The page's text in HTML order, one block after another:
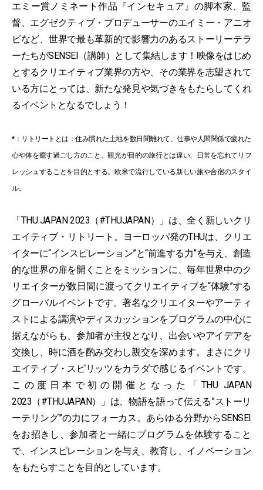
エミー賞ノミネート作品『インセキュア』の脚本家、監
督、エグゼクティブ・プロデューサーのエイミー・アニオ
ビなど、世界で最も⾰新的で影響⼒のあるストーリーテラ
ーたちがSENSEI（講師）として集結します！映像をはじめ
とするクリエイティブ業界の方や、その業界を志望されて
いる方にとっては、新たな発見や気づきをもたらしてくれ
るイベントとなるでしょう！
*：リトリートとは：住み慣れた⼟地を数⽇間離れて、仕事や⼈間関係で疲れた
⼼や体を癒す過ごし⽅のこと。観光が⽬的の旅⾏とは違い、⽇常を忘れてリフ
レッシュすることを⽬的とする。欧⽶で流⾏している新しい旅や合宿のスタイ
ル。
「THU JAPAN 2023（#THUJAPAN）」は、全く新しいクリ
エイティブ・リトリート。ヨーロッパ発のTHUは、クリエ
イターに“インスピレーション”と“前進する⼒”を与え、創造
的な世界の扉を開くことをミッションに、毎年世界中のク
リエイターが数⽇間に渡ってクリエイティブを“体験”する
グローバルイベントです。著名なクリエイターやアーティ
ストによる講演やディスカッションをプログラムの中⼼に
据えながらも、参加者が主役となり、出会いやアイデアを
交換し、時に酒を酌み交わし親交を深めます。まさにクリ
エイティブ・スピリッツをカラダで感じるイベントです。
この度⽇本で初の開催となった「THU JAPAN
2023（#THUJAPAN）」は、物語を語って伝える”ストーリ
ーテリング”の⼒にフォーカス。あらゆる分野からSENSEI
をお招きし、参加者と⼀緒にプログラムを体験すること
で、インスピレーションを与え、教育し、イノベーション
をもたらすことを⽬的としています。